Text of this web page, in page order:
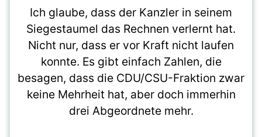
Ich glaube, dass der Kanzler in seinem
Siegestaumel das Rechnen verlernt hat.
Nicht nur, dass er vor Kraft nicht laufen
konnte. Es gibt einfach Zahlen, die
besagen, dass die CDU/CSU-Fraktion zwar
keine Mehrheit hat, aber doch immerhin
drei Abgeordnete mehr.